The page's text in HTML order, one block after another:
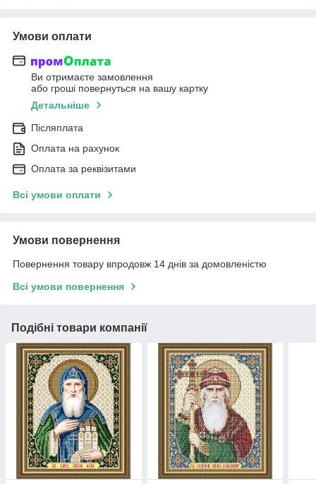
Умови оплати
Ви отримаєте замовлення
або гроші повернуться на вашу картку
Детальніше
Післяплата
Оплата на рахунок
Оплата за реквізитами
Всі умови оплати
Умови повернення
Повернення товару впродовж 14 днів за домовленістю
Всі умови повернення
Подібні товари компанії